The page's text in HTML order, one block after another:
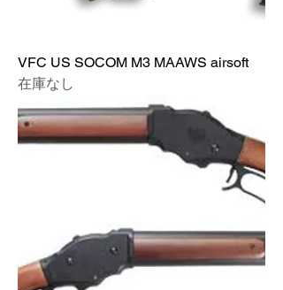
VFC US SOCOM M3 MAAWS airsoft
在庫なし